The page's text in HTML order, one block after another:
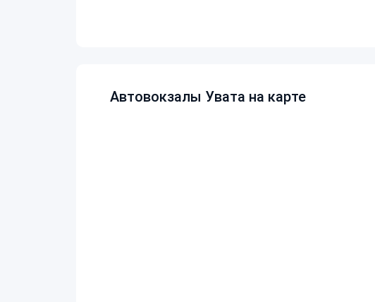
Автовокзалы Увата на карте